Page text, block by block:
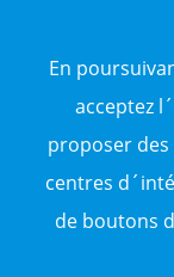
En
acceptez
proposer des
centres
de boutons